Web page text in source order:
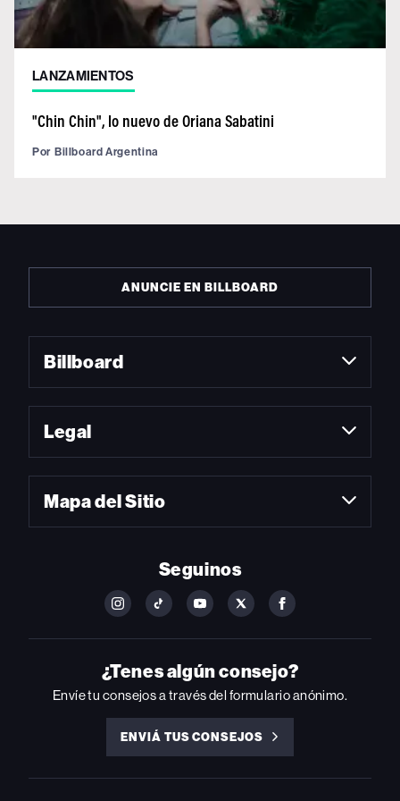
LANZAMIENTOS
"Chin Chin", lo nuevo de Oriana Sabatini
Por Billboard Argentina
ANUNCIE EN BILLBOARD
Billboard
Legal
Mapa del Sitio
Seguinos
FOLLOW
ON
INSTAGRAM
FOLLOW
ON
YOUTUBE
FOLLOW
ON
YOUTUBE
FOLLOW
ON
FOLLOW
ON
FACEBOOK
¿Tenes algún consejo?
Envíe tu consejos a través del formulario anónimo.
ENVIÁ TUS CONSEJOS
ENVIÁ
CONSEJOS